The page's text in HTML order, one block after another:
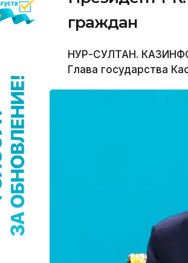
граждан
НУР-СУЛТАН.
Глава государства